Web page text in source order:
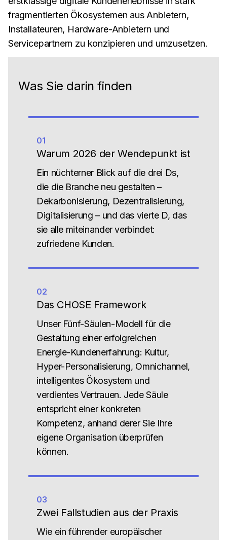
fragmentierten Ökosystemen aus Anbietern,
Installateuren, Hardware-Anbietern und
Servicepartnern zu konzipieren und umzusetzen.
Was Sie darin finden
01
Warum 2026 der Wendepunkt ist
Ein nüchterner Blick auf die drei Ds,
die die Branche neu gestalten –
Dekarbonisierung, Dezentralisierung,
Digitalisierung – und das vierte D, das
sie alle miteinander verbindet:
zufriedene Kunden.
02
Das CHOSE Framework
Unser Fünf-Säulen-Modell für die
Gestaltung einer erfolgreichen
Energie-Kundenerfahrung: Kultur,
Hyper-Personalisierung, Omnichannel,
intelligentes Ökosystem und
verdientes Vertrauen. Jede Säule
entspricht einer konkreten
Kompetenz, anhand derer Sie Ihre
eigene Organisation überprüfen
können.
03
Zwei Fallstudien aus der Praxis
Wie ein führender europäischer